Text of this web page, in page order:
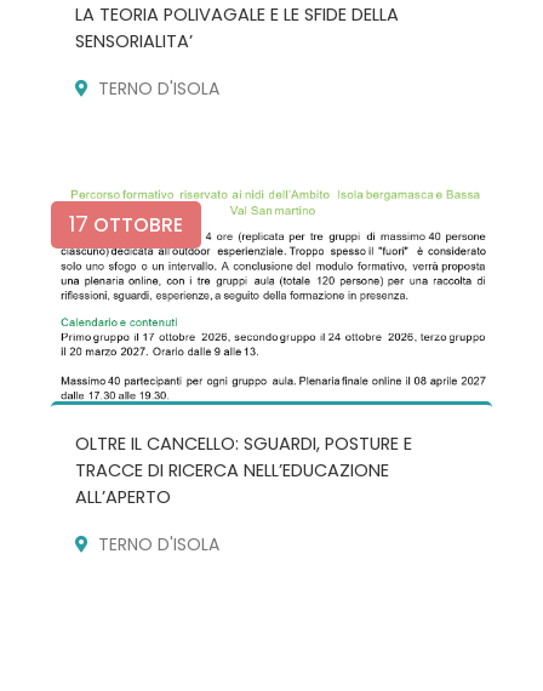
LA TEORIA POLIVAGALE E LE SFIDE DELLA
SENSORIALITA’
TERNO D'ISOLA
17 OTTOBRE
OLTRE IL CANCELLO: SGUARDI, POSTURE E
TRACCE DI RICERCA NELL’EDUCAZIONE
ALL’APERTO
TERNO D'ISOLA